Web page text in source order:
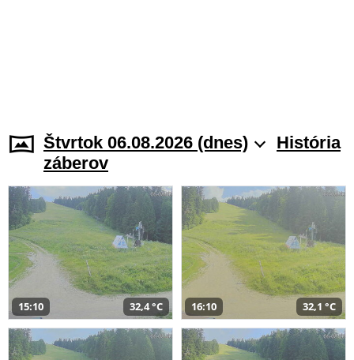
Štvrtok 06.08.2026 (dnes)
História
záberov
15:10 32,4 °C 16:10 32,1 °C